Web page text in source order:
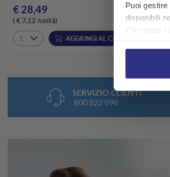
Puoi
disponibili
Cliccando
€ 28,49
( € 7,12 /unità)
AGGIUNGI AL CARRELLO
SERVIZIO CLIENTI
800 822 096